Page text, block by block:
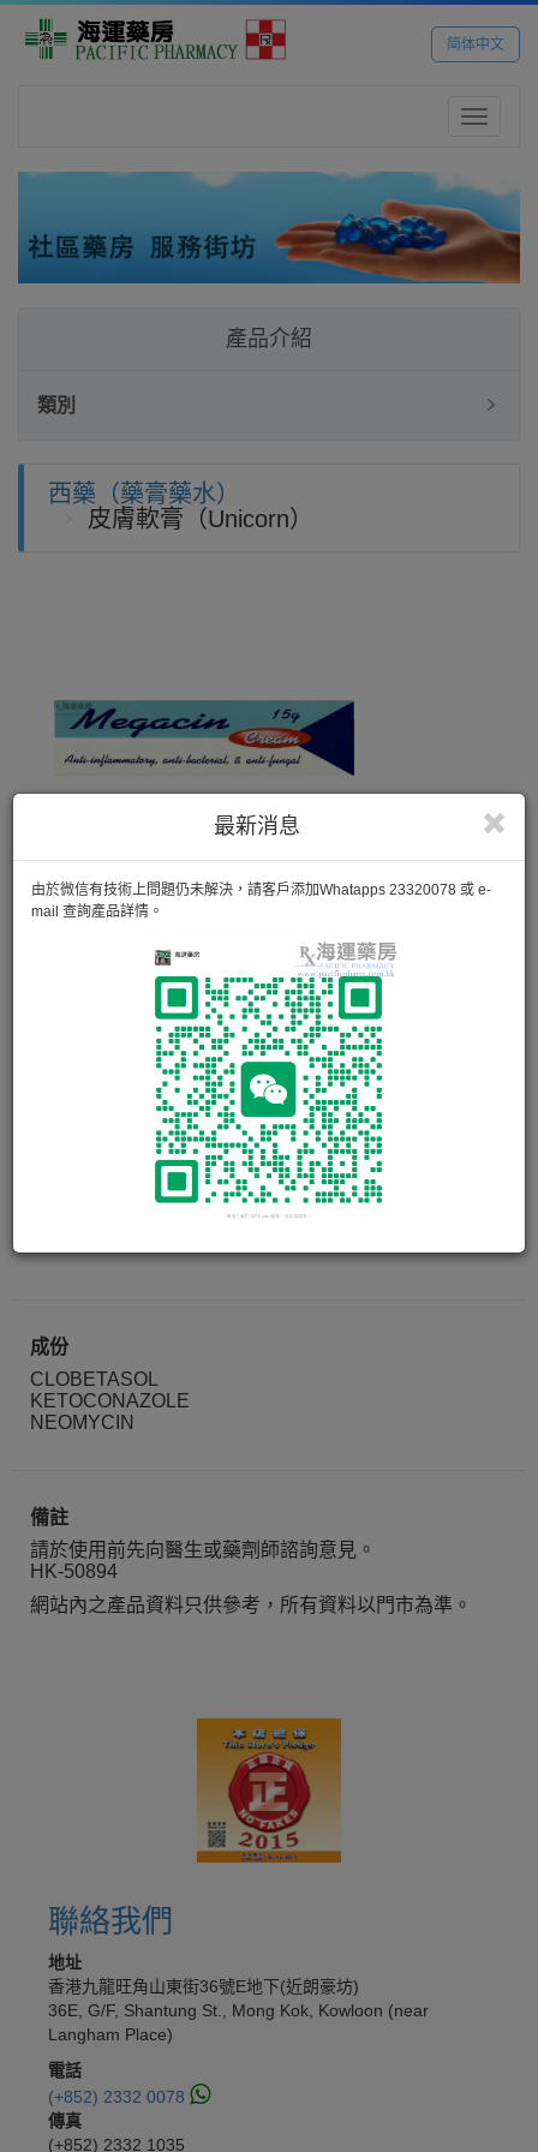
简体中文
Toggle
最新消息
由於微信有技術上問題仍未解決，請客戶添加Whatapps 23320078 或 e-
mail 查詢產品詳情。
產品介紹
類別
西藥（藥膏藥水）
皮膚軟膏（Unicorn）
美加仙 MEGACIN CREAM
成份
CLOBETASOL
KETOCONAZOLE
NEOMYCIN
備註
請於使用前先向醫生或藥劑師諮詢意見。
HK-50894
網站內之產品資料只供參考，所有資料以門市為準。
聯絡我們
地址
香港九龍旺角山東街36號E地下(近朗豪坊)
36E, G/F, Shantung St., Mong Kok, Kowloon (near
Langham Place)
電話
(+852) 2332 0078
傳真
(+852) 2332 1035